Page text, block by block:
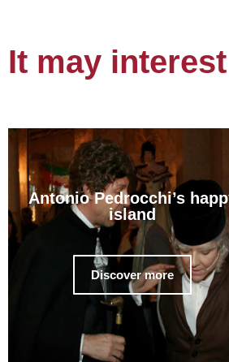
It may
Antonio Pedrocchi’s
island
Discover more